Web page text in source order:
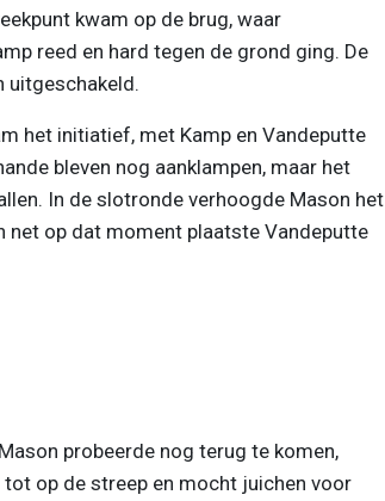
kwam op de brug, waar
reed en hard tegen de grond ging. De
uitgeschakeld.
het initiatief, met Kamp en Vandeputte
bleven nog aanklampen, maar het
In de slotronde verhoogde Mason het
net op dat moment plaatste Vandeputte
probeerde nog terug te komen,
op de streep en mocht juichen voor